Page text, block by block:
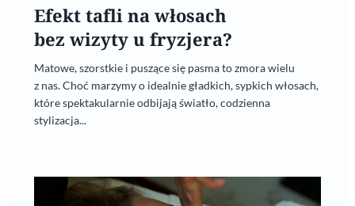
Efekt tafli na włosach
bez wizyty u fryzjera?
Matowe, szorstkie i puszące się pasma to zmora wielu
z nas. Choć marzymy o idealnie gładkich, sypkich włosach,
które spektakularnie odbijają światło, codzienna
stylizacja...